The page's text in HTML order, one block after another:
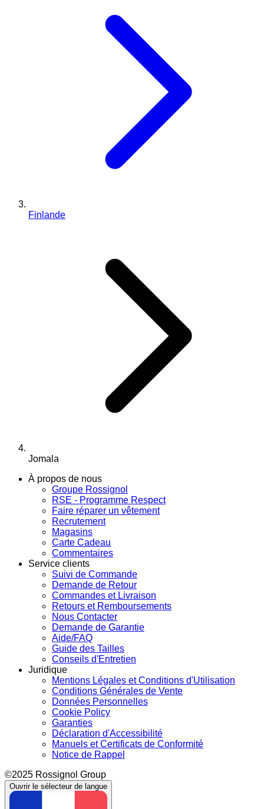
Finlande
Jomala
À propos de nous
Groupe Rossignol
RSE - Programme Respect
Faire réparer un vêtement
Recrutement
Magasins
Carte Cadeau
Commentaires
Service clients
Suivi de Commande
Demande de Retour
Commandes et Livraison
Retours et Remboursements
Nous Contacter
Demande de Garantie
Aide/FAQ
Guide des Tailles
Conseils d'Entretien
Juridique
Mentions Légales et Conditions d'Utilisation
Conditions Générales de Vente
Données Personnelles
Cookie Policy
Garanties
Déclaration d'Accessibilité
Manuels et Certificats de Conformité
Notice de Rappel
©2025 Rossignol Group
Ouvrir le sélecteur de langue